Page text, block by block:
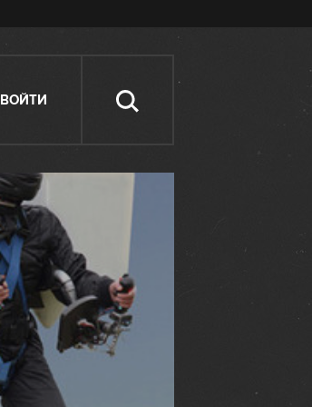
ВОЙТИ